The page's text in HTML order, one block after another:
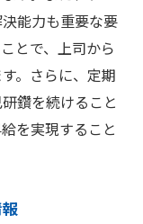
能力も重要な要
とで、上司から
。さらに、定期
鑽を続けること
を実現すること